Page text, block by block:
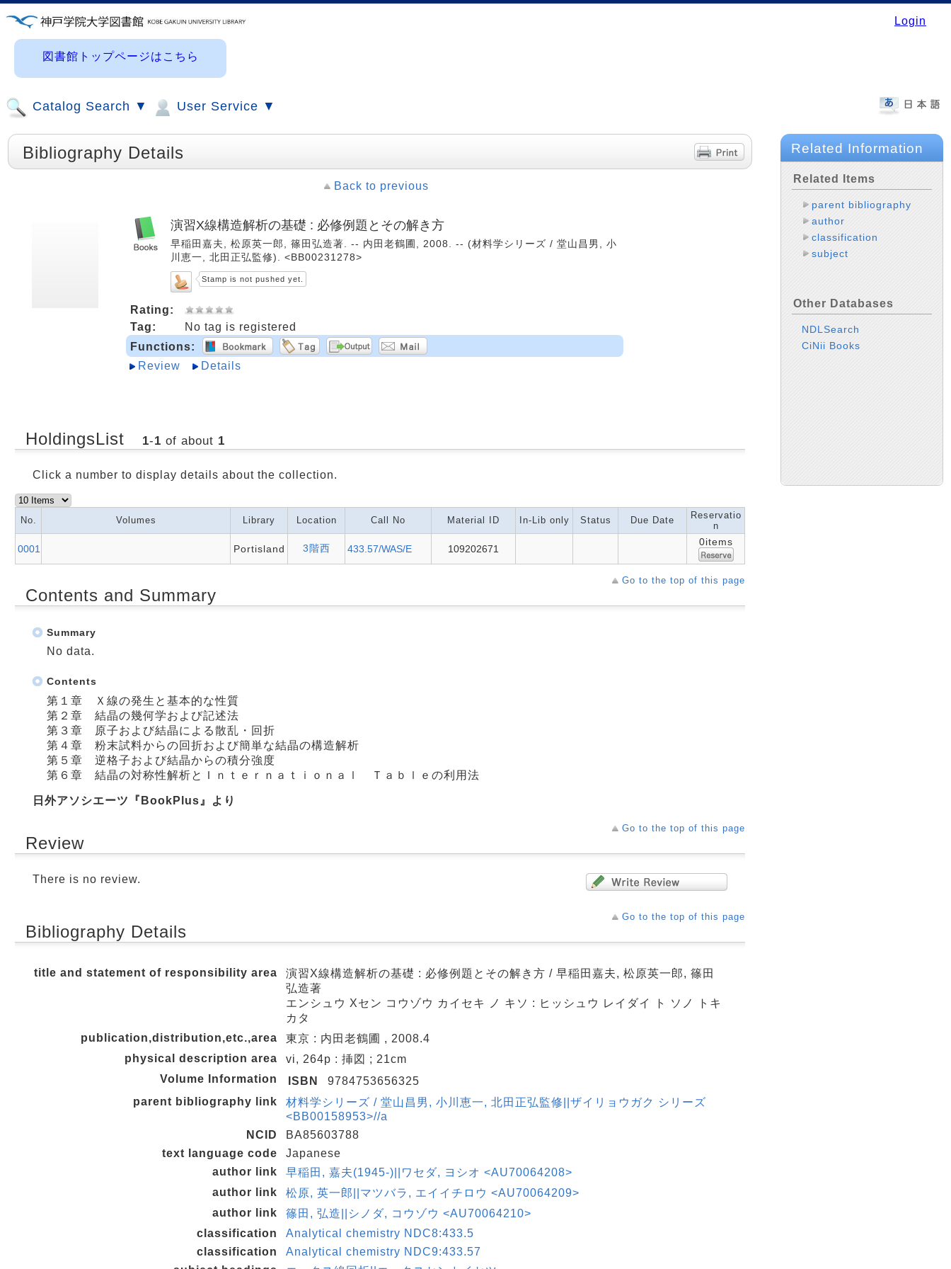
Login
図書館トップページはこちら
Catalog Search ▼ User Service ▼
Bibliography Details
Back to previous
演習X線構造解析の基礎 : 必修例題とその解き方
早稲田嘉夫, 松原英一郎, 篠田弘造著. -- 内田老鶴圃, 2008. -- (材料学シリーズ / 堂山昌男, 小
川恵一, 北田正弘監修). <BB00231278>
Stamp is not pushed yet.
Rating:
Tag:
No tag is registered
Functions:
Review
Details
HoldingsList 1-1 of about 1
Click a number to display details about the collection.
No. Volumes Library Location Call No Material ID In-Lib only Status Due Date
Reservatio
n
0001 Portisland 3階西 433.57/WAS/E 109202671
0items
Go to the top of this page
Contents and Summary
Summary
No data.
Contents
第１章 Ｘ線の発生と基本的な性質
第２章 結晶の幾何学および記述法
第３章 原子および結晶による散乱・回折
第４章 粉末試料からの回折および簡単な結晶の構造解析
第５章 逆格子および結晶からの積分強度
第６章 結晶の対称性解析とＩｎｔｅｒｎａｔｉｏｎａｌ Ｔａｂｌｅの利用法
日外アソシエーツ『BookPlus』より
Go to the top of this page
Review
There is no review.
Go to the top of this page
Bibliography Details
title and statement of responsibility area
演習X線構造解析の基礎 : 必修例題とその解き方 / 早稲田嘉夫, 松原英一郎, 篠田
弘造著
エンシュウ Xセン コウゾウ カイセキ ノ キソ : ヒッシュウ レイダイ ト ソノ トキ
カタ
publication,distribution,etc.,area
東京 : 内田老鶴圃 , 2008.4
physical description area
vi, 264p : 挿図 ; 21cm
Volume Information
ISBN
9784753656325
parent bibliography link
材料学シリーズ / 堂山昌男, 小川恵一, 北田正弘監修||ザイリョウガク シリーズ
<BB00158953>//a
NCID
BA85603788
text language code
Japanese
author link
早稲田, 嘉夫(1945-)||ワセダ, ヨシオ <AU70064208>
author link
松原, 英一郎||マツバラ, エイイチロウ <AU70064209>
author link
篠田, 弘造||シノダ, コウゾウ <AU70064210>
classification
Analytical chemistry NDC8:433.5
classification
Analytical chemistry NDC9:433.57
Related Information
Related Items
parent bibliography
author
classification
subject
Other Databases
NDLSearch
CiNii Books